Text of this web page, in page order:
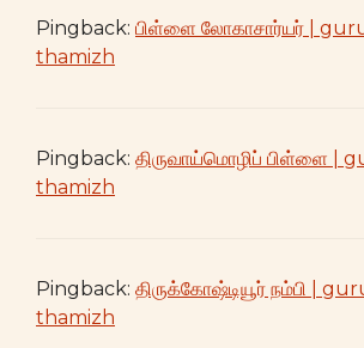
Pingback: பிள்ளை லோகாசார்யர் |
thamizh
Pingback: திருவாய்மொழிப் பிள்ளை |
thamizh
Pingback: திருக்கோஷ்டியூர் நம்பி |
thamizh